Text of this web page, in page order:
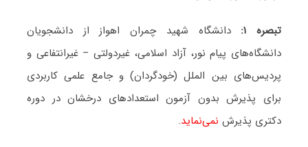
تبصره ۱:
دانشگاه شهید چمران اهواز از دانشجویان
دانشگاه‌های پیام نور، آزاد اسلامی، غیردولتی – غیرانتفاعی و
پردیس‌های بین الملل (خودگردان) و جامع علمی کاربردی
برای پذیرش بدون آزمون استعدادهای درخشان در دوره
دکتری پذیرشنمی‌نماید.